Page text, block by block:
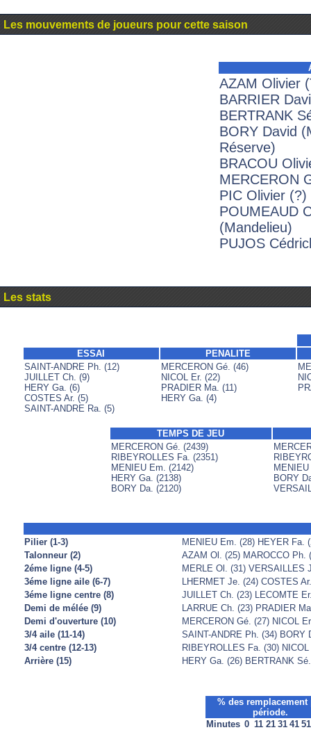
Les mouvements de joueurs pour cette saison
AZAM Olivier
BARRIER
BERTRANK
BORY David
Réserve)
BRACOU
MERCERON
PIC Olivier (?)
POUMEAUD
(Mandelieu)
PUJOS
Les stats
ESSAI
PENALITE
SAINT-ANDRE Ph. (12)
JUILLET Ch. (9)
HERY Ga. (6)
COSTES Ar. (5)
SAINT-ANDRE Ra. (5)
MERCERON Gé. (46)
NICOL Er. (22)
PRADIER Ma. (11)
HERY Ga. (4)
TEMPS DE JEU
MERCERON Gé. (2439)
RIBEYROLLES Fa. (2351)
MENIEU Em. (2142)
HERY Ga. (2138)
BORY Da. (2120)
BORY
Pilier (1-3)
MENIEU Em. (28) HEYER Fa.
Talonneur (2)
AZAM Ol. (25) MAROCCO Ph.
2éme ligne (4-5)
MERLE Ol. (31) VERSAILLES
3éme ligne aile (6-7)
LHERMET Je. (24) COSTES
3éme ligne centre (8)
JUILLET Ch. (23) LECOMTE
Demi de mélée (9)
LARRUE Ch. (23) PRADIER
Demi d'ouverture (10)
MERCERON Gé. (27) NICOL
3/4 aile (11-14)
SAINT-ANDRE Ph. (34) BORY
3/4 centre (12-13)
RIBEYROLLES Fa. (30)
Arrière (15)
HERY Ga. (26) BERTRANK
% des remplacement
période.
Minutes 0 11 21 31 41 51